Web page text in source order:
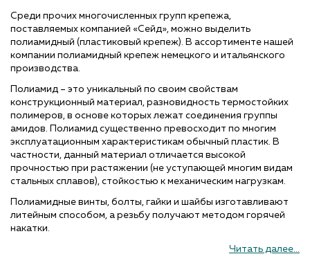
Среди прочих многочисленных групп крепежа,
поставляемых компанией «Сейд», можно выделить
полиамидный (пластиковый крепеж). В ассортименте нашей
компании полиамидный крепеж немецкого и итальянского
производства.
Полиамид – это уникальный по своим свойствам
конструкционный материал, разновидность термостойких
полимеров, в основе которых лежат соединения группы
амидов. Полиамид существенно превосходит по многим
эксплуатационным характеристикам обычный пластик. В
частности, данный материал отличается высокой
прочностью при растяжении (не уступающей многим видам
стальных сплавов), стойкостью к механическим нагрузкам.
Полиамидные винты, болты, гайки и шайбы изготавливают
литейным способом, а резьбу получают методом горячей
накатки.
Читать далее...